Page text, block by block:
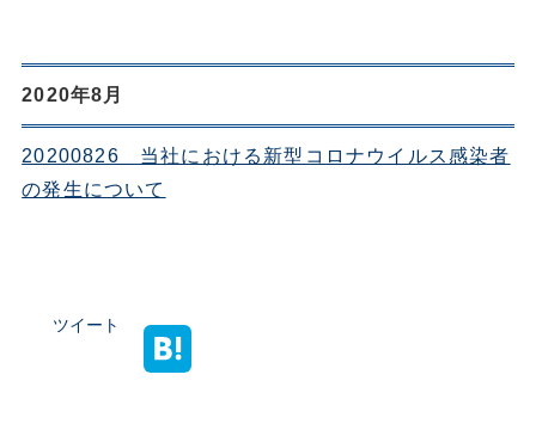
2020年8月
20200826 当社における新型コロナウイルス感染者
の発生について
ツイート